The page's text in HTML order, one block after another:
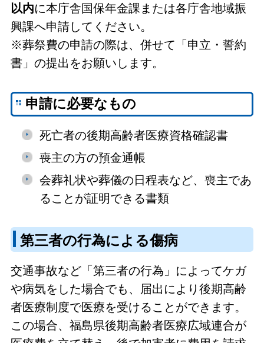
以内に本庁舎国保年金課または各庁舎地域振
興課へ申請してください。
※葬祭費の申請の際は、併せて「申立・誓約
書」の提出をお願いします。
申請に必要なもの
死亡者の後期高齢者医療資格確認書
喪主の方の預金通帳
会葬礼状や葬儀の日程表など、喪主であ
ることが証明できる書類
第三者の行為による傷病
交通事故など「第三者の行為」によってケガ
や病気をした場合でも、届出により後期高齢
者医療制度で医療を受けることができます。
この場合、福島県後期高齢者医療広域連合が